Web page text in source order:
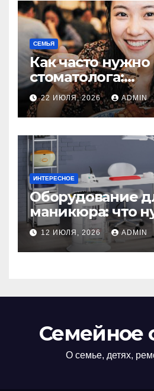
СЕМЬЯ
Как часто
стоматолога:
рекомендации
здоровья зубов
22 ИЮЛЯ, 2026 ADMIN
ИНТЕРЕСНОЕ
Оборудование
маникюра: что
идеального
12 ИЮЛЯ, 2026 ADMIN
Семейное
О семье, детях,